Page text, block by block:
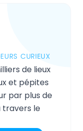
CURIEUX
de lieux
et pépites
par plus de
travers le